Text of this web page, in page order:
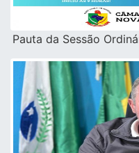
Pauta da Sessão